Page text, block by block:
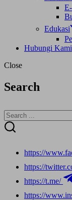
Edukasi
Hubungi Kami
Close
Search
https://
https://
https://t.me/
https://